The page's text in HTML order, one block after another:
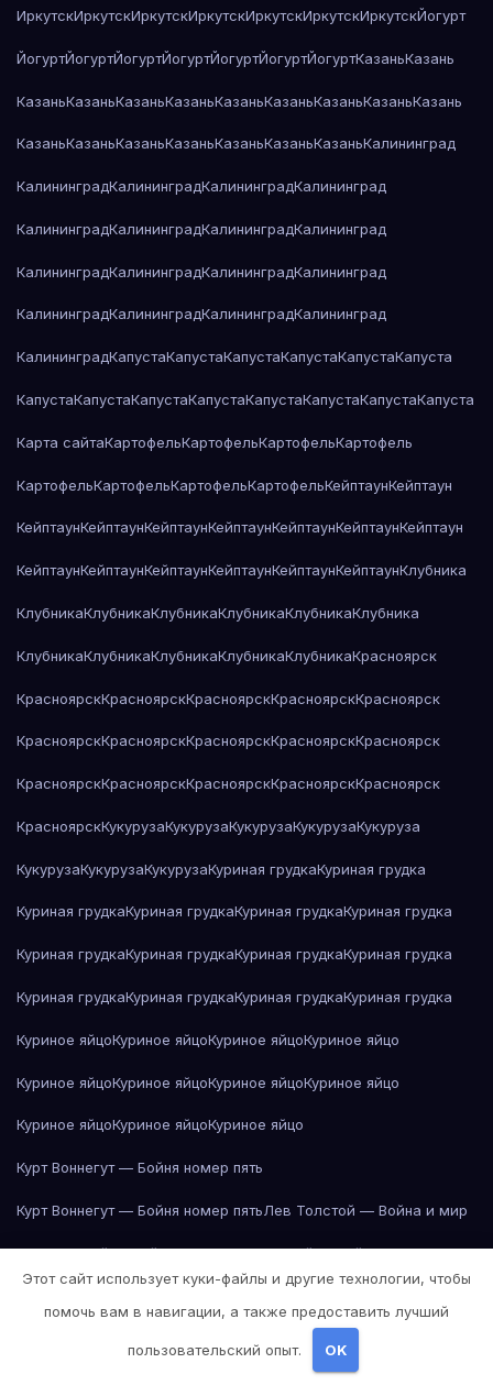
ИркутскИркутскИркутскИркутскИркутскИркутскИркутскЙогурт
ЙогуртЙогуртЙогуртЙогуртЙогуртЙогуртЙогуртКазаньКазань
КазаньКазаньКазаньКазаньКазаньКазаньКазаньКазаньКазань
КазаньКазаньКазаньКазаньКазаньКазаньКазаньКалининград
КалининградКалининградКалининградКалининград
КалининградКалининградКалининградКалининград
КалининградКалининградКалининградКалининград
КалининградКалининградКалининградКалининград
КалининградКапустаКапустаКапустаКапустаКапустаКапуста
КапустаКапустаКапустаКапустаКапустаКапустаКапустаКапуста
Карта сайтаКартофельКартофельКартофельКартофель
КартофельКартофельКартофельКартофельКейптаунКейптаун
КейптаунКейптаунКейптаунКейптаунКейптаунКейптаунКейптаун
КейптаунКейптаунКейптаунКейптаунКейптаунКейптаунКлубника
КлубникаКлубникаКлубникаКлубникаКлубникаКлубника
КлубникаКлубникаКлубникаКлубникаКлубникаКрасноярск
КрасноярскКрасноярскКрасноярскКрасноярскКрасноярск
КрасноярскКрасноярскКрасноярскКрасноярскКрасноярск
КрасноярскКрасноярскКрасноярскКрасноярскКрасноярск
КрасноярскКукурузаКукурузаКукурузаКукурузаКукуруза
КукурузаКукурузаКукурузаКуриная грудкаКуриная грудка
Куриная грудкаКуриная грудкаКуриная грудкаКуриная грудка
Куриная грудкаКуриная грудкаКуриная грудкаКуриная грудка
Куриная грудкаКуриная грудкаКуриная грудкаКуриная грудка
Куриное яйцоКуриное яйцоКуриное яйцоКуриное яйцо
Куриное яйцоКуриное яйцоКуриное яйцоКуриное яйцо
Куриное яйцоКуриное яйцоКуриное яйцо
Курт Воннегут — Бойня номер пять
Курт Воннегут — Бойня номер пятьЛев Толстой — Война и мир
Лев Толстой — Война и мирЛев Толстой — Война и мир
Этот сайт использует куки-файлы и другие технологии, чтобы
помочь вам в навигации, а также предоставить лучший
пользовательский опыт. OK